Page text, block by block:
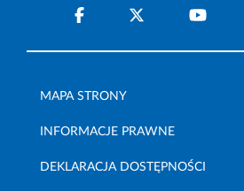
MAPA STRONY
INFORMACJE PRAWNE
DEKLARACJA DOSTĘPNOŚCI